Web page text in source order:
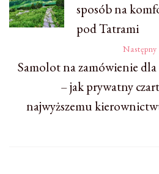
wpisu
sposób na
pod Tatrami
Samolot na zamówienie dla
– jak prywatny
najwyższemu